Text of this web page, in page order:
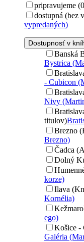
pripravujeme
dostupná (bez
vypredaných)
Dostupnosť v
Banská
Bystrica
- Cubicon
Nivy
titulov)
Brezno
Brezno)
Čadca
Dolný
korze)
Ilava
Kornélia)
ego)
Košice -
Galéria